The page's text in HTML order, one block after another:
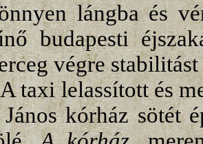
lángba és
budapesti
végre
A taxi lelassított és
kórház sötét